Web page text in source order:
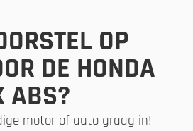
OP
DE HONDA
ABS?
motor of auto graag in!